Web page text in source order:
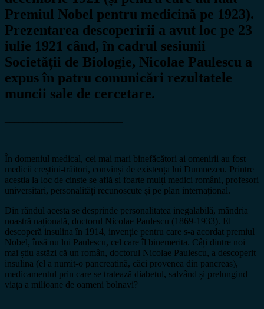
Premiul Nobel pentru medicină pe 1923).
Prezentarea descoperirii a avut loc pe 23
iulie 1921 când, în cadrul sesiunii
Societății de Biologie, Nicolae Paulescu a
expus în patru comunicări rezultatele
muncii sale de cercetare.
În domeniul medical, cei mai mari binefăcători ai omenirii au fost
medicii creștini-trăitori, convinși de existența lui Dumnezeu. Printre
aceștia la loc de cinste se află și foarte mulți medici români, profesori
universitari, personalități recunoscute și pe plan internațional.
Din rândul acesta se desprinde personalitatea inegalabilă, mândria
noastră națională, doctorul Nicolae Paulescu (1869-1933). El
descoperă insulina în 1914, invenție pentru care s-a acordat premiul
Nobel, însă nu lui Paulescu, cel care îl binemerita. Câți dintre noi
mai știu astăzi că un român, doctorul Nicolae Paulescu, a descoperit
insulina (el a numit-o pancreatină, căci provenea din pancreas),
medicamentul prin care se tratează diabetul, salvând și prelungind
viața a milioane de oameni bolnavi?